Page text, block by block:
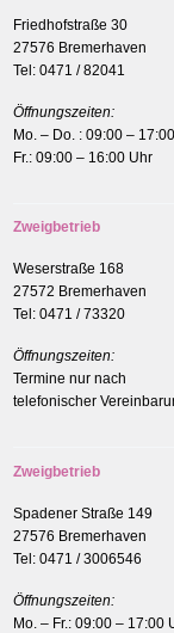
Friedhofstraße 30
27576 Bremerhaven
Tel: 0471 / 82041
Öffnungszeiten:
Mo. – Do. : 09:00 –
Fr.: 09:00 – 16:00 Uhr
Zweigbetrieb
Weserstraße 168
27572 Bremerhaven
Tel: 0471 / 73320
Öffnungszeiten:
Termine nur nach
telefonischer
Zweigbetrieb
Spadener Straße 149
27576 Bremerhaven
Tel: 0471 / 3006546
Öffnungszeiten:
Mo. – Fr.: 09:00 – 17:00